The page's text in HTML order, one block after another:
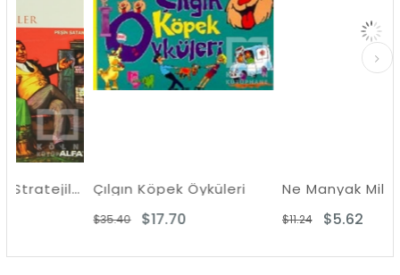
Alaturka Satış Stratejileri Çılgın Köpek Öyküleri
$17.70
Ne Manyak Millet Olduk
$5.62